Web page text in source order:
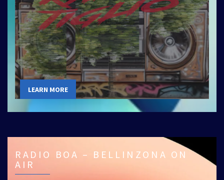
LEARN MORE
RADIO BOA – BELLINZONA ON
AIR